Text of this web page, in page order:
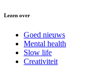
Lezen over
Goed nieuws
Mental health
Slow life
Creativiteit